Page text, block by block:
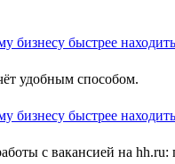
удобным способом.
с вакансией на